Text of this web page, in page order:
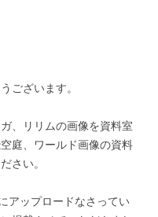
ございます。
、リリムの画像を資料室
庭、ワールド画像の資料
さい。
アップロードなさってい